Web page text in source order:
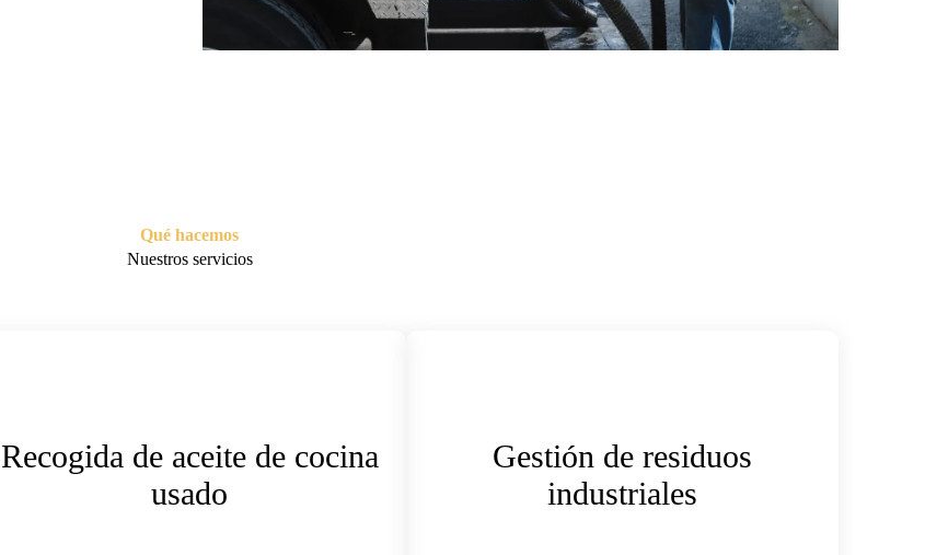
Qué hacemos
Nuestros servicios
Recogida de aceite de cocina
usado
Gestión de residuos
industriales